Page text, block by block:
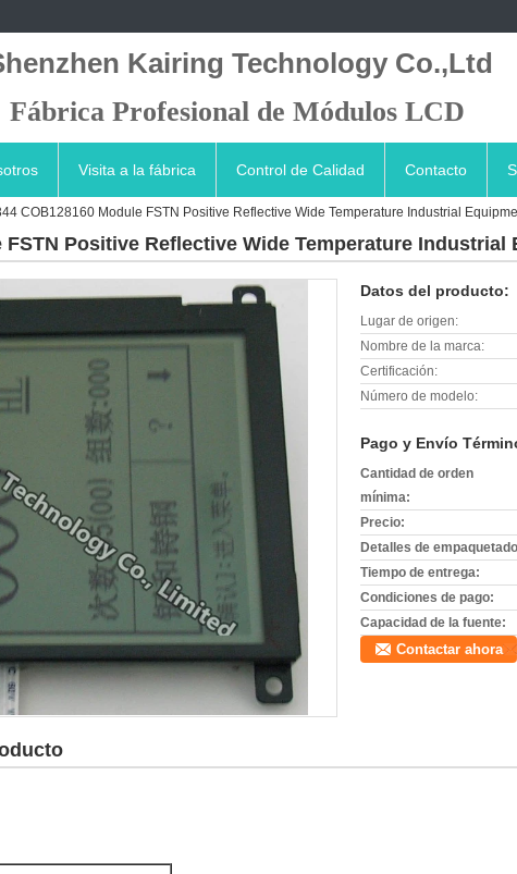
Kairing Technology Co.,Ltd
Fábrica Profesional de Módulos LCD
Visita a la fábrica Control de Calidad Contacto
COB128160 Module FSTN Positive Reflective Wide Temperature Industrial
FSTN Positive Reflective Wide Temperature Industrial
Datos del producto:
Lugar de origen:
Nombre de la marca:
Certificación:
Número de modelo:
Pago y Envío
Cantidad de orden
mínima:
Precio:
Detalles de
Tiempo de entrega:
Condiciones de pago:
Capacidad de la fuente:
Contactar ahora